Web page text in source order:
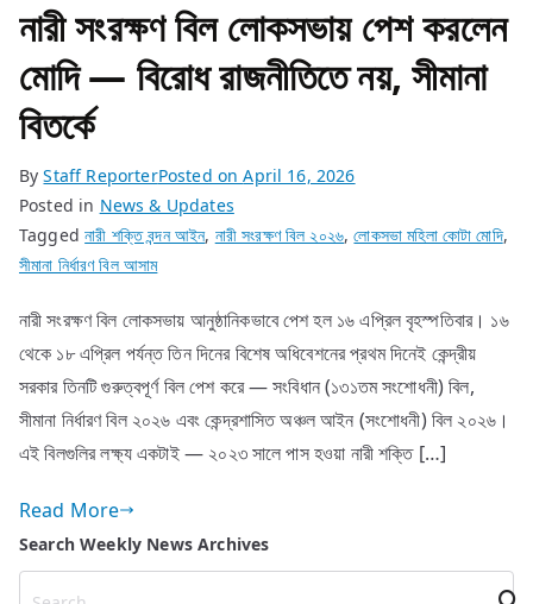
নারী সংরক্ষণ বিল লোকসভায় পেশ করলেন
মোদি — বিরোধ রাজনীতিতে নয়, সীমানা
বিতর্কে
ByStaff ReporterPosted onApril 16, 2026
Posted in News & Updates
Taggedনারী শক্তি বন্দন আইন, নারী সংরক্ষণ বিল ২০২৬,লোকসভা মহিলা কোটা মোদি,
সীমানা নির্ধারণ বিল আসাম
নারী সংরক্ষণ বিল লোকসভায় আনুষ্ঠানিকভাবে পেশ হল ১৬ এপ্রিল বৃহস্পতিবার। ১৬
থেকে ১৮ এপ্রিল পর্যন্ত তিন দিনের বিশেষ অধিবেশনের প্রথম দিনেই কেন্দ্রীয়
সরকার তিনটি গুরুত্বপূর্ণ বিল পেশ করে — সংবিধান (১৩১তম সংশোধনী) বিল,
সীমানা নির্ধারণ বিল ২০২৬ এবং কেন্দ্রশাসিত অঞ্চল আইন (সংশোধনী) বিল ২০২৬।
এই বিলগুলির লক্ষ্য একটাই — ২০২৩ সালে পাস হওয়া নারী শক্তি […]
Read More
Search Weekly News Archives